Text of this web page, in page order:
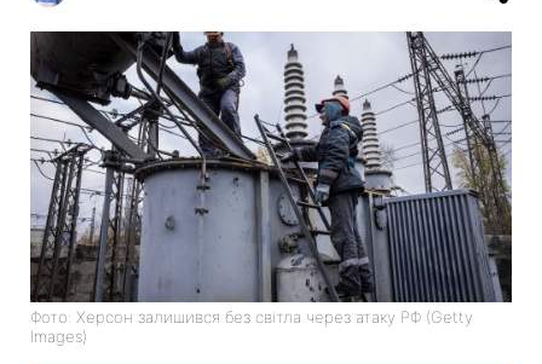
Фото: Херсон залишився без світла через атаку РФ (Getty
Images)